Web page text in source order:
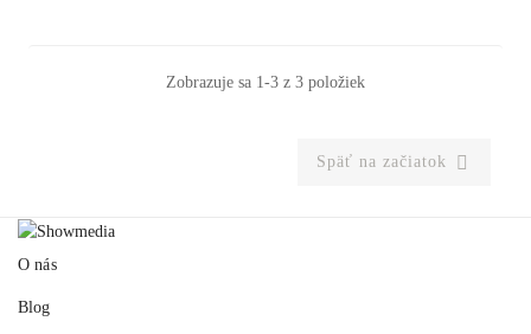
Zobrazuje sa 1-3 z 3 položiek
Späť na začiatok 
O nás
Blog